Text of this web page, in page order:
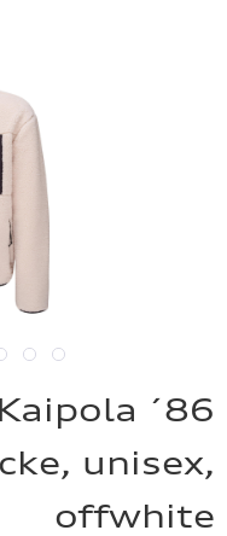
´86
unisex,
offwhite